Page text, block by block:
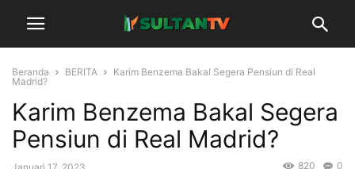
Beranda BERITA
Karim Benzema Bakal Segera Pensiun di Real
Madrid?
Karim Benzema Bakal Segera
Pensiun di Real Madrid?
0
820